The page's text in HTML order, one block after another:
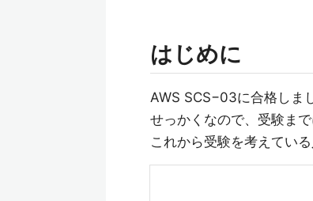
はじめに
AWS SCS−03に合格しま
せっかくなので、受験ま
これから受験を考えてい